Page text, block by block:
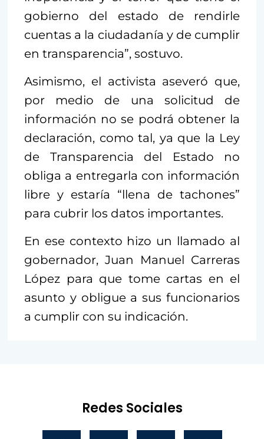
gobierno del estado de rendirle
cuentas a la ciudadanía y de cumplir
en transparencia”, sostuvo.
Asimismo, el activista aseveró que,
por medio de una solicitud de
información no se podrá obtener la
declaración, como tal, ya que la Ley
de Transparencia del Estado no
obliga a entregarla con información
libre y estaría “llena de tachones”
para cubrir los datos importantes.
En ese contexto hizo un llamado al
gobernador, Juan Manuel Carreras
López para que tome cartas en el
asunto y obligue a sus funcionarios
a cumplir con su indicación.
Redes Sociales